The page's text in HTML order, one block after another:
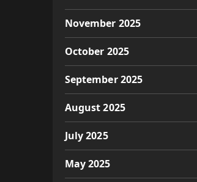
November 2025
October 2025
September 2025
August 2025
July 2025
May 2025